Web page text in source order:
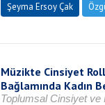
Şeyma Ersoy Çak
Müzikte Cinsiyet
Bağlamında Kadın
Toplumsal Cinsiyet ve